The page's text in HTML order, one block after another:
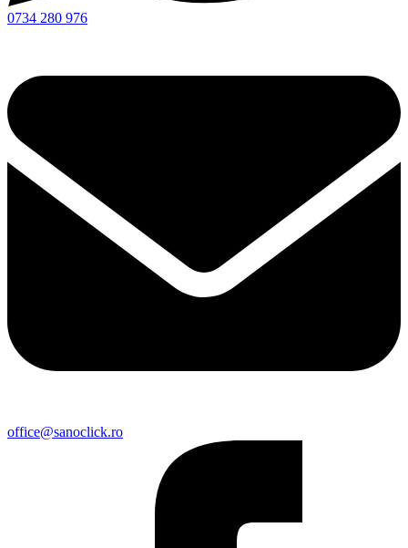
0734 280 976
office@sanoclick.ro